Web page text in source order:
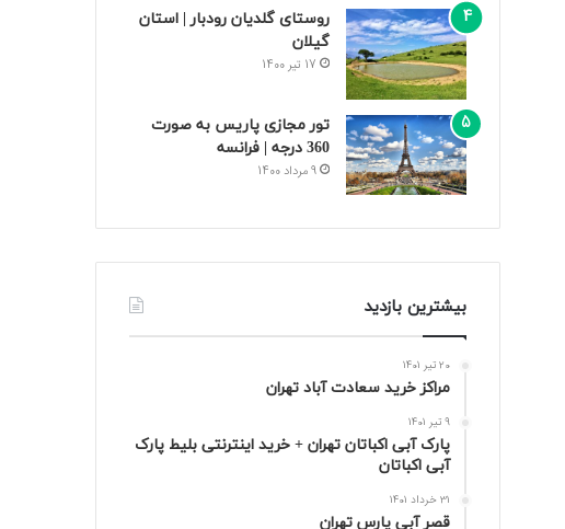
روستای گلدیان رودبار | استان
گیلان
17 تیر 1400
تور مجازی پاریس به صورت
360 درجه | فرانسه
9 مرداد 1400
بیشترین بازدید
20 تیر 1401
مراکز خرید سعادت‌ آباد تهران
9 تیر 1401
پارک آبی اکباتان تهران + خرید اینترنتی بلیط پارک
آبی اکباتان
31 خرداد 1401
قصر آبی پارس تهران